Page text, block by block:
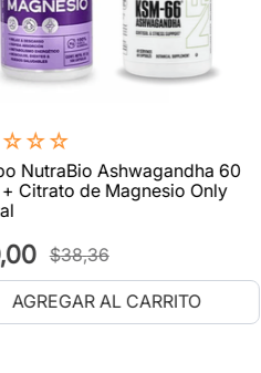
☆☆☆
NutraBio Ashwagandha 60
Citrato de Magnesio Only
,00 $38,36
AGREGAR AL CARRITO